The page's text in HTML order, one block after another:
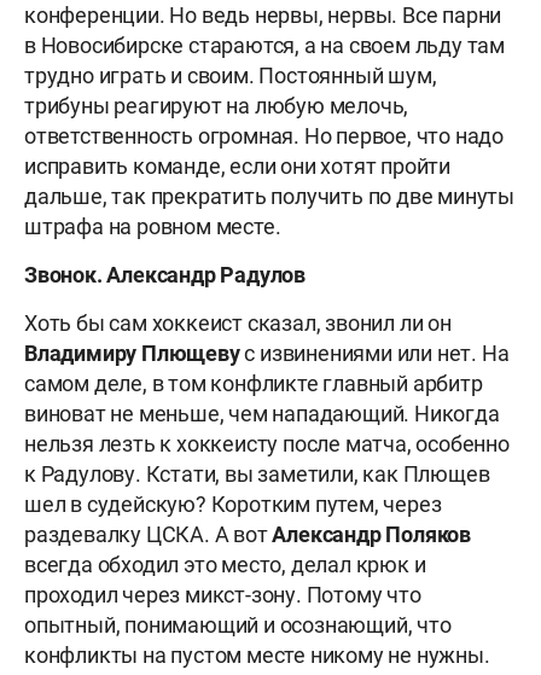
конференции. Но ведь нервы, нервы. Все парни
в Новосибирске стараются, а на своем льду там
трудно играть и своим. Постоянный шум,
трибуны реагируют на любую мелочь,
ответственность огромная. Но первое, что надо
исправить команде, если они хотят пройти
дальше, так прекратить получить по две минуты
штрафа на ровном месте.
Звонок. Александр Радулов
Хоть бы сам хоккеист сказал, звонил ли он
Владимиру Плющевус извинениями или нет. На
самом деле, в том конфликте главный арбитр
виноват не меньше, чем нападающий. Никогда
нельзя лезть к хоккеисту после матча, особенно
к Радулову. Кстати, вы заметили, как Плющев
шел в судейскую? Коротким путем, через
раздевалку ЦСКА. А вотАлександр Поляков
всегда обходил это место, делал крюк и
проходил через микст-зону. Потому что
опытный, понимающий и осознающий, что
конфликты на пустом месте никому не нужны.